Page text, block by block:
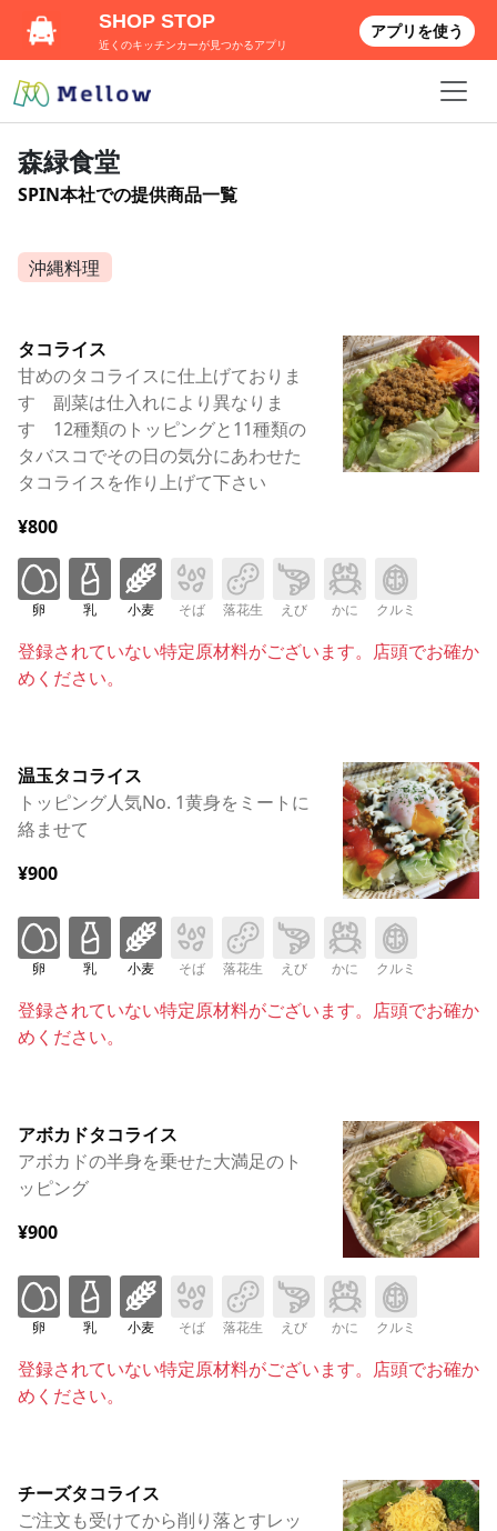
森緑食堂
SPIN本社での提供商品一覧
沖縄料理
タコライス
甘めのタコライスに仕上げておりま
す 副菜は仕入れにより異なりま
す 12種類のトッピングと11種類の
タバスコでその日の気分にあわせた
タコライスを作り上げて下さい
¥800
卵 乳 小麦 そば 落花生 えび かに クルミ
登録されていない特定原材料がございます。店頭でお確か
めください。
温玉タコライス
トッピング人気No. 1黄身をミートに
絡ませて
¥900
卵 乳 小麦 そば 落花生 えび かに クルミ
登録されていない特定原材料がございます。店頭でお確か
めください。
アボカドタコライス
アボカドの半身を乗せた大満足のト
ッピング
¥900
卵 乳 小麦 そば 落花生 えび かに クルミ
登録されていない特定原材料がございます。店頭でお確か
めください。
チーズタコライス
ご注文も受けてから削り落とすレッ
SHOP STOP
近くのキッチンカーが見つかるアプリ
アプリを使う